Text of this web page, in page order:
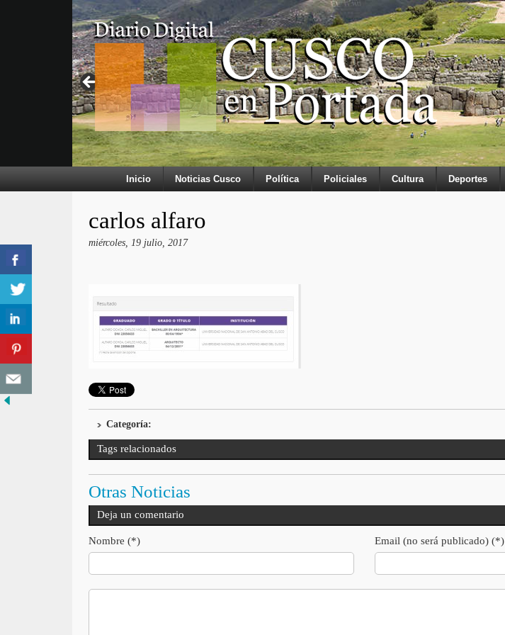
Inicio Noticias Cusco Política Policiales Cultura Deportes
carlos alfaro
miércoles, 19 julio, 2017
Categoría:
Tags relacionados
Otras Noticias
Deja un comentario
Nombre (*) Email (no será publicado) (*)